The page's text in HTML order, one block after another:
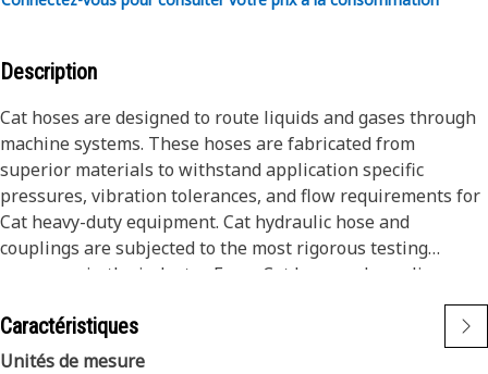
Description
Cat hoses are designed to route liquids and gases through
machine systems. These hoses are fabricated from
superior materials to withstand application specific
pressures, vibration tolerances, and flow requirements for
Cat heavy-duty equipment. Cat hydraulic hose and
couplings are subjected to the most rigorous testing
processes in the industry. Every Cat hose and coupling
combination is tested as a system to ensure a perfect fit
that yields maximum safety and dependability.
The construction of the hose is made from a special high
Caractéristiques
Unités de mesure